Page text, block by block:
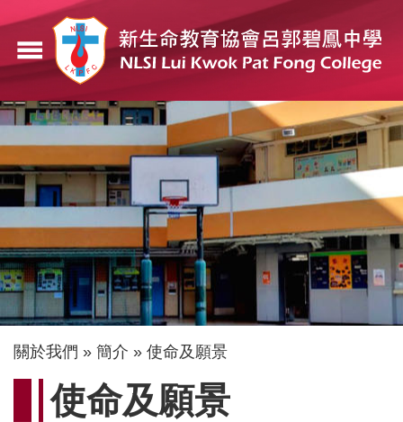
主
內
容
menu
導
航
關於我們 簡介 使命及願景
使命及願景